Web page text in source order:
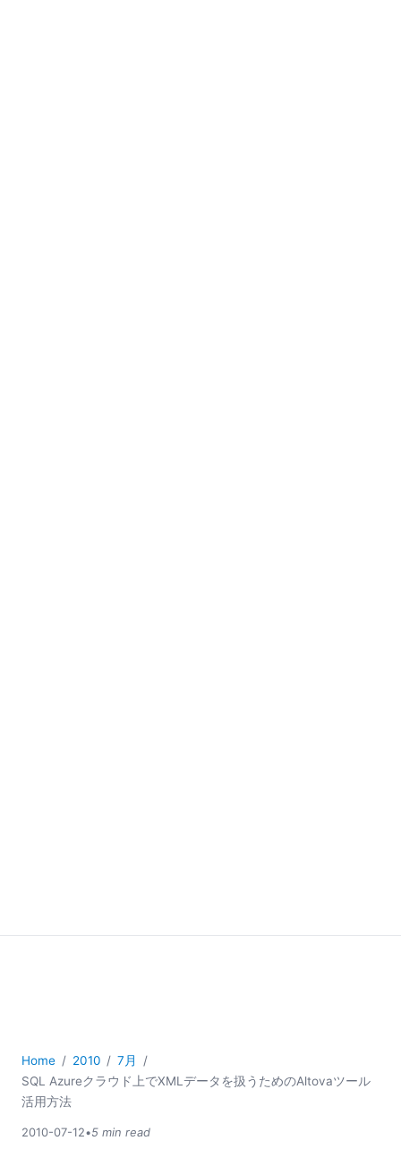
Home 2010
7月
SQL Azureクラウド上でXMLデータを扱うためのAltovaツール
活用方法
2010-07-12•5 min read